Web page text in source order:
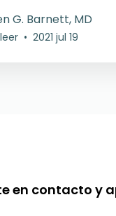
G. Barnett, MD
• 2021 jul 19
en contacto y